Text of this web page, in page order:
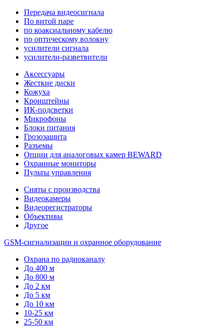
Передача видеосигнала
По витой паре
по коаксиальному кабелю
по оптическому волокну
усилители сигнала
усилители-разветвители
Аксессуары
Жесткие диски
Кожуха
Кронштейны
ИК-подсветки
Микрофоны
Блоки питания
Грозозащита
Разъемы
Опции для аналоговых камер BEWARD
Охранные мониторы
Пульты управления
Сняты с производства
Видеокамеры
Видеорегистраторы
Объективы
Другое
GSM-сигнализации и охранное оборудование
Охрана по радиоканалу
До 400 м
До 800 м
До 2 км
До 5 км
До 10 км
10-25 км
25-50 км